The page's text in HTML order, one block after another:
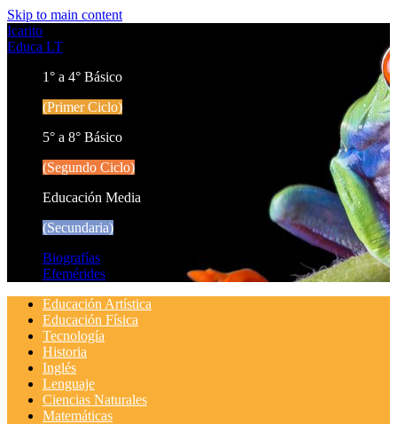
Skip to main content
Icarito
Educa LT
1° a 4° Básico
(Primer Ciclo)
5° a 8° Básico
(Segundo Ciclo)
Educación Media
(Secundaria)
Biografías
Efemérides
Educación Artística
Educación Física
Tecnología
Historia
Inglés
Lenguaje
Ciencias Naturales
Matemáticas